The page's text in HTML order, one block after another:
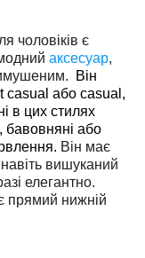
чоловіків є
аксесуар,
Він
casual або casual,
в цих стилях
бавовняні або
Він має
вишуканий
елегантно.
прямий нижній